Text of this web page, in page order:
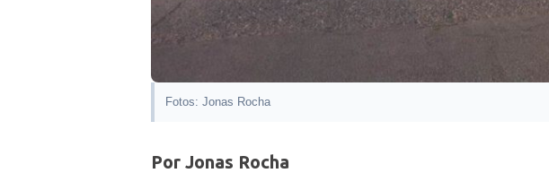
Fotos: Jonas Rocha
Por Jonas Rocha